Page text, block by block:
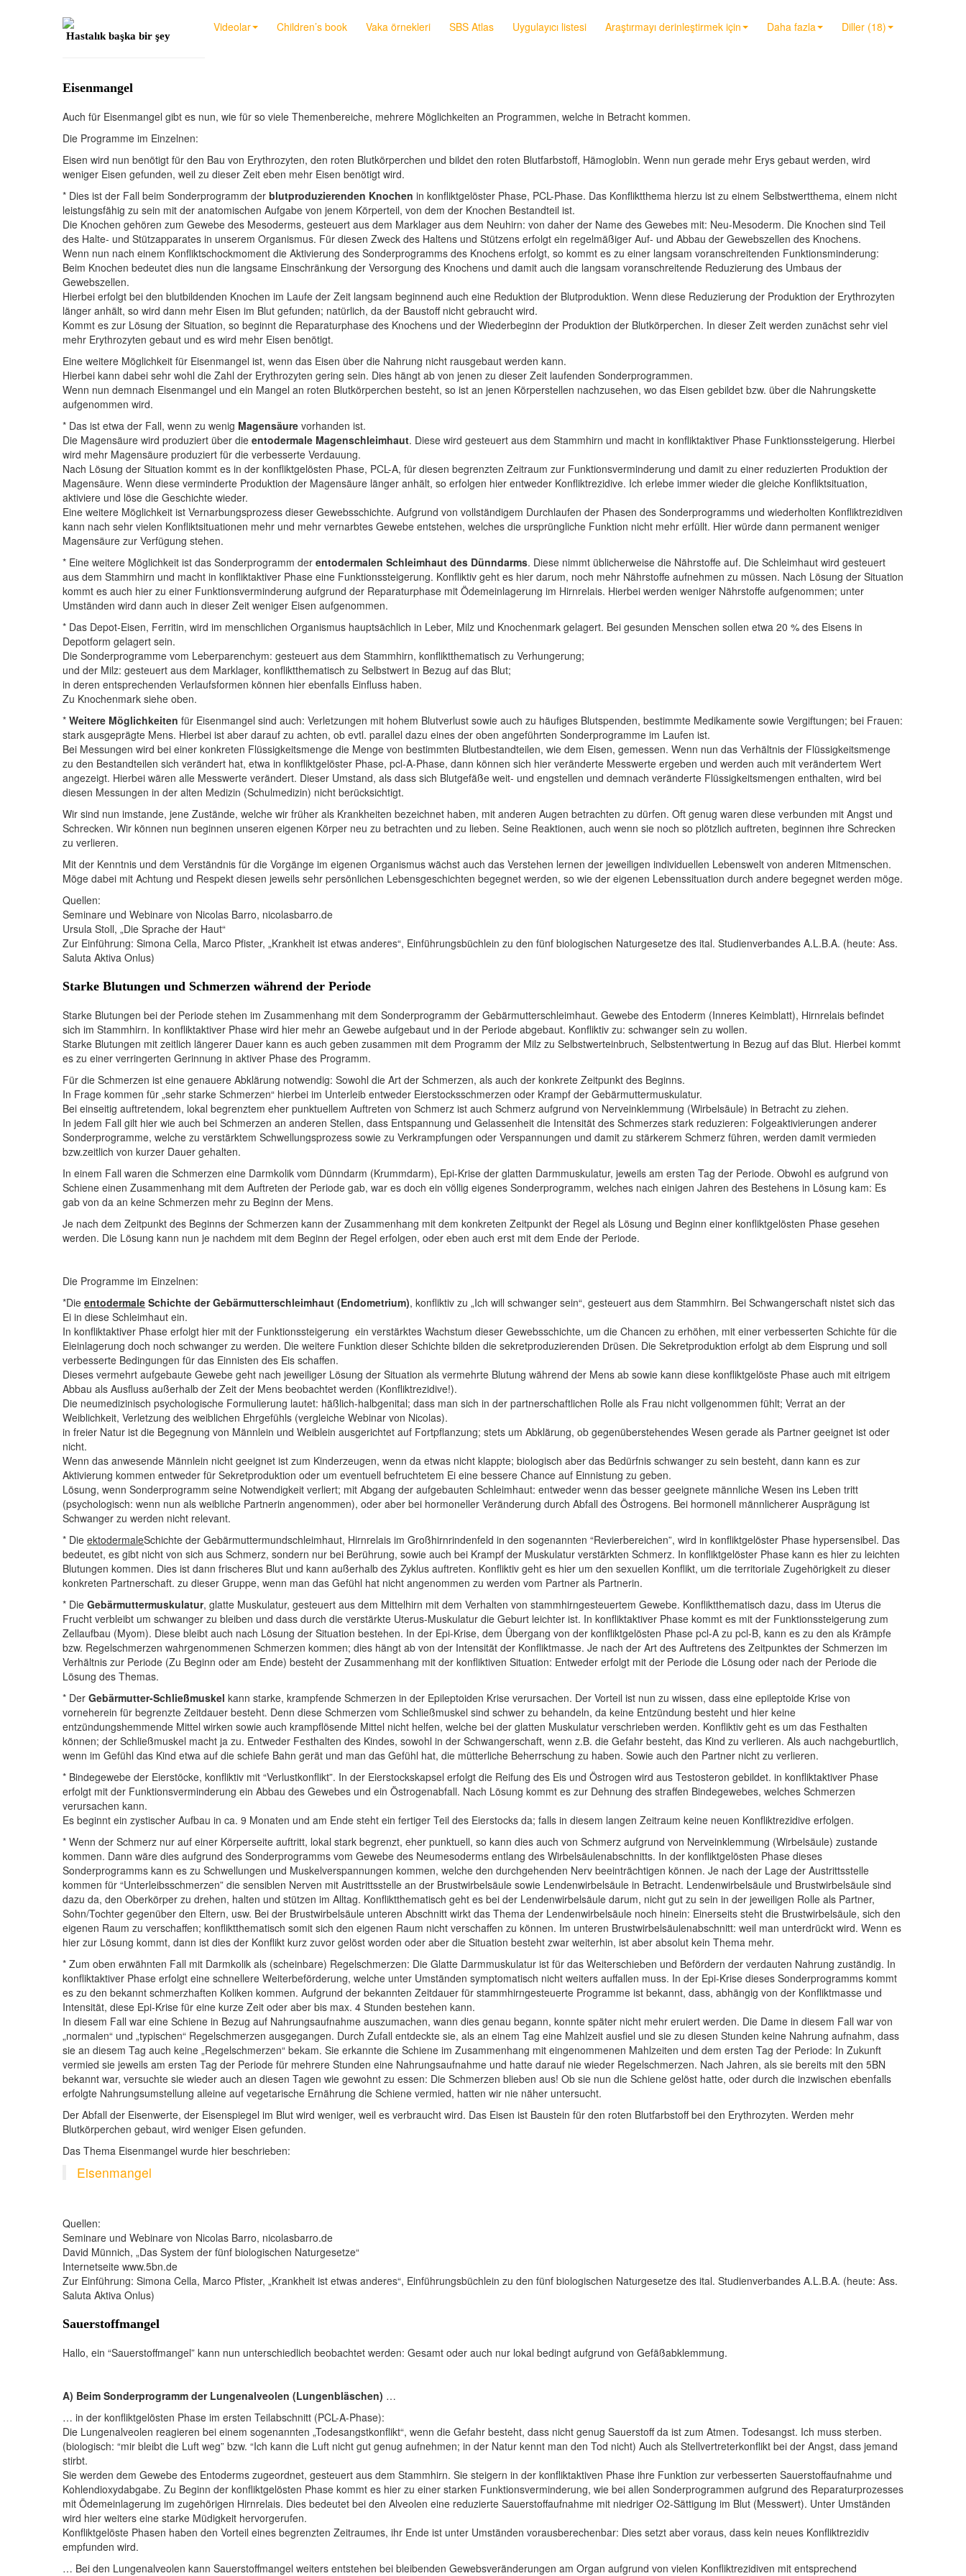
Videolar Children’s book Vaka örnekleri SBS Atlas Uygulayıcı listesi Araştırmayı derinleştirmek için Daha fazla Diller (18)
Hastalık başka bir şey
Eisenmangel
Auch für Eisenmangel gibt es nun, wie für so viele Themenbereiche, mehrere Möglichkeiten an Programmen, welche in Betracht kommen.
Die Programme im Einzelnen:
Eisen wird nun benötigt für den Bau von Erythrozyten, den roten Blutkörperchen und bildet den roten Blutfarbstoff, Hämoglobin. Wenn nun gerade mehr Erys gebaut werden, wird
weniger Eisen gefunden, weil zu dieser Zeit eben mehr Eisen benötigt wird.
* Dies ist der Fall beim Sonderprogramm der blutproduzierenden Knochen in konfliktgelöster Phase, PCL-Phase. Das Konfliktthema hierzu ist zu einem Selbstwertthema, einem nicht
leistungsfähig zu sein mit der anatomischen Aufgabe von jenem Körperteil, von dem der Knochen Bestandteil ist.
Die Knochen gehören zum Gewebe des Mesoderms, gesteuert aus dem Marklager aus dem Neuhirn: von daher der Name des Gewebes mit: Neu-Mesoderm. Die Knochen sind Teil
des Halte- und Stützapparates in unserem Organismus. Für diesen Zweck des Haltens und Stützens erfolgt ein regelmäßiger Auf- und Abbau der Gewebszellen des Knochens.
Wenn nun nach einem Konfliktschockmoment die Aktivierung des Sonderprogramms des Knochens erfolgt, so kommt es zu einer langsam voranschreitenden Funktionsminderung:
Beim Knochen bedeutet dies nun die langsame Einschränkung der Versorgung des Knochens und damit auch die langsam voranschreitende Reduzierung des Umbaus der
Gewebszellen.
Hierbei erfolgt bei den blutbildenden Knochen im Laufe der Zeit langsam beginnend auch eine Reduktion der Blutproduktion. Wenn diese Reduzierung der Produktion der Erythrozyten
länger anhält, so wird dann mehr Eisen im Blut gefunden; natürlich, da der Baustoff nicht gebraucht wird.
Kommt es zur Lösung der Situation, so beginnt die Reparaturphase des Knochens und der Wiederbeginn der Produktion der Blutkörperchen. In dieser Zeit werden zunächst sehr viel
mehr Erythrozyten gebaut und es wird mehr Eisen benötigt.
Eine weitere Möglichkeit für Eisenmangel ist, wenn das Eisen über die Nahrung nicht rausgebaut werden kann.
Hierbei kann dabei sehr wohl die Zahl der Erythrozyten gering sein. Dies hängt ab von jenen zu dieser Zeit laufenden Sonderprogrammen.
Wenn nun demnach Eisenmangel und ein Mangel an roten Blutkörperchen besteht, so ist an jenen Körperstellen nachzusehen, wo das Eisen gebildet bzw. über die Nahrungskette
aufgenommen wird.
* Das ist etwa der Fall, wenn zu wenig Magensäure vorhanden ist.
Die Magensäure wird produziert über die entodermale Magenschleimhaut. Diese wird gesteuert aus dem Stammhirn und macht in konfliktaktiver Phase Funktionssteigerung. Hierbei
wird mehr Magensäure produziert für die verbesserte Verdauung.
Nach Lösung der Situation kommt es in der konfliktgelösten Phase, PCL-A, für diesen begrenzten Zeitraum zur Funktionsverminderung und damit zu einer reduzierten Produktion der
Magensäure. Wenn diese verminderte Produktion der Magensäure länger anhält, so erfolgen hier entweder Konfliktrezidive. Ich erlebe immer wieder die gleiche Konfliktsituation,
aktiviere und löse die Geschichte wieder.
Eine weitere Möglichkeit ist Vernarbungsprozess dieser Gewebsschichte. Aufgrund von vollständigem Durchlaufen der Phasen des Sonderprogramms und wiederholten Konfliktrezidiven
kann nach sehr vielen Konfliktsituationen mehr und mehr vernarbtes Gewebe entstehen, welches die ursprüngliche Funktion nicht mehr erfüllt. Hier würde dann permanent weniger
Magensäure zur Verfügung stehen.
* Eine weitere Möglichkeit ist das Sonderprogramm der entodermalen Schleimhaut des Dünndarms. Diese nimmt üblicherweise die Nährstoffe auf. Die Schleimhaut wird gesteuert
aus dem Stammhirn und macht in konfliktaktiver Phase eine Funktionssteigerung. Konfliktiv geht es hier darum, noch mehr Nährstoffe aufnehmen zu müssen. Nach Lösung der Situation
kommt es auch hier zu einer Funktionsverminderung aufgrund der Reparaturphase mit Ödemeinlagerung im Hirnrelais. Hierbei werden weniger Nährstoffe aufgenommen; unter
Umständen wird dann auch in dieser Zeit weniger Eisen aufgenommen.
* Das Depot-Eisen, Ferritin, wird im menschlichen Organismus hauptsächlich in Leber, Milz und Knochenmark gelagert. Bei gesunden Menschen sollen etwa 20 % des Eisens in
Depotform gelagert sein.
Die Sonderprogramme vom Leberparenchym: gesteuert aus dem Stammhirn, konfliktthematisch zu Verhungerung;
und der Milz: gesteuert aus dem Marklager, konfliktthematisch zu Selbstwert in Bezug auf das Blut;
in deren entsprechenden Verlaufsformen können hier ebenfalls Einfluss haben.
Zu Knochenmark siehe oben.
* Weitere Möglichkeiten für Eisenmangel sind auch: Verletzungen mit hohem Blutverlust sowie auch zu häufiges Blutspenden, bestimmte Medikamente sowie Vergiftungen; bei Frauen:
stark ausgeprägte Mens. Hierbei ist aber darauf zu achten, ob evtl. parallel dazu eines der oben angeführten Sonderprogramme im Laufen ist.
Bei Messungen wird bei einer konkreten Flüssigkeitsmenge die Menge von bestimmten Blutbestandteilen, wie dem Eisen, gemessen. Wenn nun das Verhältnis der Flüssigkeitsmenge
zu den Bestandteilen sich verändert hat, etwa in konfliktgelöster Phase, pcl-A-Phase, dann können sich hier veränderte Messwerte ergeben und werden auch mit verändertem Wert
angezeigt. Hierbei wären alle Messwerte verändert. Dieser Umstand, als dass sich Blutgefäße weit- und engstellen und demnach veränderte Flüssigkeitsmengen enthalten, wird bei
diesen Messungen in der alten Medizin (Schulmedizin) nicht berücksichtigt.
Wir sind nun imstande, jene Zustände, welche wir früher als Krankheiten bezeichnet haben, mit anderen Augen betrachten zu dürfen. Oft genug waren diese verbunden mit Angst und
Schrecken. Wir können nun beginnen unseren eigenen Körper neu zu betrachten und zu lieben. Seine Reaktionen, auch wenn sie noch so plötzlich auftreten, beginnen ihre Schrecken
zu verlieren.
Mit der Kenntnis und dem Verständnis für die Vorgänge im eigenen Organismus wächst auch das Verstehen lernen der jeweiligen individuellen Lebenswelt von anderen Mitmenschen.
Möge dabei mit Achtung und Respekt diesen jeweils sehr persönlichen Lebensgeschichten begegnet werden, so wie der eigenen Lebenssituation durch andere begegnet werden möge.
Quellen:
Seminare und Webinare von Nicolas Barro, nicolasbarro.de
Ursula Stoll, „Die Sprache der Haut“
Zur Einführung: Simona Cella, Marco Pfister, „Krankheit ist etwas anderes“, Einführungsbüchlein zu den fünf biologischen Naturgesetze des ital. Studienverbandes A.L.B.A. (heute: Ass.
Saluta Aktiva Onlus)
Starke Blutungen und Schmerzen während der Periode
Starke Blutungen bei der Periode stehen im Zusammenhang mit dem Sonderprogramm der Gebärmutterschleimhaut. Gewebe des Entoderm (Inneres Keimblatt), Hirnrelais befindet
sich im Stammhirn. In konfliktaktiver Phase wird hier mehr an Gewebe aufgebaut und in der Periode abgebaut. Konfliktiv zu: schwanger sein zu wollen.
Starke Blutungen mit zeitlich längerer Dauer kann es auch geben zusammen mit dem Programm der Milz zu Selbstwerteinbruch, Selbstentwertung in Bezug auf das Blut. Hierbei kommt
es zu einer verringerten Gerinnung in aktiver Phase des Programm.
Für die Schmerzen ist eine genauere Abklärung notwendig: Sowohl die Art der Schmerzen, als auch der konkrete Zeitpunkt des Beginns.
In Frage kommen für „sehr starke Schmerzen“ hierbei im Unterleib entweder Eierstocksschmerzen oder Krampf der Gebärmuttermuskulatur.
Bei einseitig auftretendem, lokal begrenztem eher punktuellem Auftreten von Schmerz ist auch Schmerz aufgrund von Nerveinklemmung (Wirbelsäule) in Betracht zu ziehen.
In jedem Fall gilt hier wie auch bei Schmerzen an anderen Stellen, dass Entspannung und Gelassenheit die Intensität des Schmerzes stark reduzieren: Folgeaktivierungen anderer
Sonderprogramme, welche zu verstärktem Schwellungsprozess sowie zu Verkrampfungen oder Verspannungen und damit zu stärkerem Schmerz führen, werden damit vermieden
bzw.zeitlich von kurzer Dauer gehalten.
In einem Fall waren die Schmerzen eine Darmkolik vom Dünndarm (Krummdarm), Epi-Krise der glatten Darmmuskulatur, jeweils am ersten Tag der Periode. Obwohl es aufgrund von
Schiene einen Zusammenhang mit dem Auftreten der Periode gab, war es doch ein völlig eigenes Sonderprogramm, welches nach einigen Jahren des Bestehens in Lösung kam: Es
gab von da an keine Schmerzen mehr zu Beginn der Mens.
Je nach dem Zeitpunkt des Beginns der Schmerzen kann der Zusammenhang mit dem konkreten Zeitpunkt der Regel als Lösung und Beginn einer konfliktgelösten Phase gesehen
werden. Die Lösung kann nun je nachdem mit dem Beginn der Regel erfolgen, oder eben auch erst mit dem Ende der Periode.
Die Programme im Einzelnen:
*Die entodermale Schichte der Gebärmutterschleimhaut (Endometrium), konfliktiv zu „Ich will schwanger sein“, gesteuert aus dem Stammhirn. Bei Schwangerschaft nistet sich das
Ei in diese Schleimhaut ein.
In konfliktaktiver Phase erfolgt hier mit der Funktionssteigerung ­ ein verstärktes Wachstum dieser Gewebsschichte, um die Chancen zu erhöhen, mit einer verbesserten Schichte für die
Eieinlagerung doch noch schwanger zu werden. Die weitere Funktion dieser Schichte bilden die sekretproduzierenden Drüsen. Die Sekretproduktion erfolgt ab dem Eisprung und soll
verbesserte Bedingungen für das Einnisten des Eis schaffen.
Dieses vermehrt aufgebaute Gewebe geht nach jeweiliger Lösung der Situation als vermehrte Blutung während der Mens ab sowie kann diese konfliktgelöste Phase auch mit eitrigem
Abbau als Ausfluss außerhalb der Zeit der Mens beobachtet werden (Konfliktrezidive!).
Die neumedizinisch psychologische Formulierung lautet: häßlich-halbgenital; dass man sich in der partnerschaftlichen Rolle als Frau nicht vollgenommen fühlt; Verrat an der
Weiblichkeit, Verletzung des weiblichen Ehrgefühls (vergleiche Webinar von Nicolas).
in freier Natur ist die Begegnung von Männlein und Weiblein ausgerichtet auf Fortpflanzung; stets um Abklärung, ob gegenüberstehendes Wesen gerade als Partner geeignet ist oder
nicht.
Wenn das anwesende Männlein nicht geeignet ist zum Kinderzeugen, wenn da etwas nicht klappte; biologisch aber das Bedürfnis schwanger zu sein besteht, dann kann es zur
Aktivierung kommen entweder für Sekretproduktion oder um eventuell befruchtetem Ei eine bessere Chance auf Einnistung zu geben.
Lösung, wenn Sonderprogramm seine Notwendigkeit verliert; mit Abgang der aufgebauten Schleimhaut: entweder wenn das besser geeignete männliche Wesen ins Leben tritt
(psychologisch: wenn nun als weibliche Partnerin angenommen), oder aber bei hormoneller Veränderung durch Abfall des Östrogens. Bei hormonell männlicherer Ausprägung ist
Schwanger zu werden nicht relevant.
* Die ektodermaleSchichte der Gebärmuttermundschleimhaut, Hirnrelais im Großhirnrindenfeld in den sogenannten “Revierbereichen”, wird in konfliktgelöster Phase hypersensibel. Das
bedeutet, es gibt nicht von sich aus Schmerz, sondern nur bei Berührung, sowie auch bei Krampf der Muskulatur verstärkten Schmerz. In konfliktgelöster Phase kann es hier zu leichten
Blutungen kommen. Dies ist dann frischeres Blut und kann außerhalb des Zyklus auftreten. Konfliktiv geht es hier um den sexuellen Konflikt, um die territoriale Zugehörigkeit zu dieser
konkreten Partnerschaft. zu dieser Gruppe, wenn man das Gefühl hat nicht angenommen zu werden vom Partner als Partnerin.
* Die Gebärmuttermuskulatur, glatte Muskulatur, gesteuert aus dem Mittelhirn mit dem Verhalten von stammhirngesteuertem Gewebe. Konfliktthematisch dazu, dass im Uterus die
Frucht verbleibt um schwanger zu bleiben und dass durch die verstärkte Uterus-Muskulatur die Geburt leichter ist. In konfliktaktiver Phase kommt es mit der Funktionssteigerung zum
Zellaufbau (Myom). Diese bleibt auch nach Lösung der Situation bestehen. In der Epi-Krise, dem Übergang von der konfliktgelösten Phase pcl-A zu pcl-B, kann es zu den als Krämpfe
bzw. Regelschmerzen wahrgenommenen Schmerzen kommen; dies hängt ab von der Intensität der Konfliktmasse. Je nach der Art des Auftretens des Zeitpunktes der Schmerzen im
Verhältnis zur Periode (Zu Beginn oder am Ende) besteht der Zusammenhang mit der konfliktiven Situation: Entweder erfolgt mit der Periode die Lösung oder nach der Periode die
Lösung des Themas.
* Der Gebärmutter-Schließmuskel kann starke, krampfende Schmerzen in der Epileptoiden Krise verursachen. Der Vorteil ist nun zu wissen, dass eine epileptoide Krise von
vorneherein für begrenzte Zeitdauer besteht. Denn diese Schmerzen vom Schließmuskel sind schwer zu behandeln, da keine Entzündung besteht und hier keine
entzündungshemmende Mittel wirken sowie auch krampflösende Mittel nicht helfen, welche bei der glatten Muskulatur verschrieben werden. Konfliktiv geht es um das Festhalten
können; der Schließmuskel macht ja zu. Entweder Festhalten des Kindes, sowohl in der Schwangerschaft, wenn z.B. die Gefahr besteht, das Kind zu verlieren. Als auch nachgeburtlich,
wenn im Gefühl das Kind etwa auf die schiefe Bahn gerät und man das Gefühl hat, die mütterliche Beherrschung zu haben. Sowie auch den Partner nicht zu verlieren.
* Bindegewebe der Eierstöcke, konfliktiv mit “Verlustkonflikt”. In der Eierstockskapsel erfolgt die Reifung des Eis und Östrogen wird aus Testosteron gebildet. in konfliktaktiver Phase
erfolgt mit der Funktionsverminderung ein Abbau des Gewebes und ein Östrogenabfall. Nach Lösung kommt es zur Dehnung des straffen Bindegewebes, welches Schmerzen
verursachen kann.
Es beginnt ein zystischer Aufbau in ca. 9 Monaten und am Ende steht ein fertiger Teil des Eierstocks da; falls in diesem langen Zeitraum keine neuen Konfliktrezidive erfolgen.
* Wenn der Schmerz nur auf einer Körperseite auftritt, lokal stark begrenzt, eher punktuell, so kann dies auch von Schmerz aufgrund von Nerveinklemmung (Wirbelsäule) zustande
kommen. Dann wäre dies aufgrund des Sonderprogramms vom Gewebe des Neumesoderms entlang des Wirbelsäulenabschnitts. In der konfliktgelösten Phase dieses
Sonderprogramms kann es zu Schwellungen und Muskelverspannungen kommen, welche den durchgehenden Nerv beeinträchtigen können. Je nach der Lage der Austrittsstelle
kommen für “Unterleibsschmerzen” die sensiblen Nerven mit Austrittsstelle an der Brustwirbelsäule sowie Lendenwirbelsäule in Betracht. Lendenwirbelsäule und Brustwirbelsäule sind
dazu da, den Oberkörper zu drehen, halten und stützen im Alltag. Konfliktthematisch geht es bei der Lendenwirbelsäule darum, nicht gut zu sein in der jeweiligen Rolle als Partner,
Sohn/Tochter gegenüber den Eltern, usw. Bei der Brustwirbelsäule unteren Abschnitt wirkt das Thema der Lendenwirbelsäule noch hinein: Einerseits steht die Brustwirbelsäule, sich den
eigenen Raum zu verschaffen; konfliktthematisch somit sich den eigenen Raum nicht verschaffen zu können. Im unteren Brustwirbelsäulenabschnitt: weil man unterdrückt wird. Wenn es
hier zur Lösung kommt, dann ist dies der Konflikt kurz zuvor gelöst worden oder aber die Situation besteht zwar weiterhin, ist aber absolut kein Thema mehr.
* Zum oben erwähnten Fall mit Darmkolik als (scheinbare) Regelschmerzen: Die Glatte Darmmuskulatur ist für das Weiterschieben und Befördern der verdauten Nahrung zuständig. In
konfliktaktiver Phase erfolgt eine schnellere Weiterbeförderung, welche unter Umständen symptomatisch nicht weiters auffallen muss. In der Epi-Krise dieses Sonderprogramms kommt
es zu den bekannt schmerzhaften Koliken kommen. Aufgrund der bekannten Zeitdauer für stammhirngesteuerte Programme ist bekannt, dass, abhängig von der Konfliktmasse und
Intensität, diese Epi-Krise für eine kurze Zeit oder aber bis max. 4 Stunden bestehen kann.
In diesem Fall war eine Schiene in Bezug auf Nahrungsaufnahme auszumachen, wann dies genau begann, konnte später nicht mehr eruiert werden. Die Dame in diesem Fall war von
„normalen“ und „typischen“ Regelschmerzen ausgegangen. Durch Zufall entdeckte sie, als an einem Tag eine Mahlzeit ausfiel und sie zu diesen Stunden keine Nahrung aufnahm, dass
sie an diesem Tag auch keine „Regelschmerzen“ bekam. Sie erkannte die Schiene im Zusammenhang mit eingenommenen Mahlzeiten und dem ersten Tag der Periode: In Zukunft
vermied sie jeweils am ersten Tag der Periode für mehrere Stunden eine Nahrungsaufnahme und hatte darauf nie wieder Regelschmerzen. Nach Jahren, als sie bereits mit den 5BN
bekannt war, versuchte sie wieder auch an diesen Tagen wie gewohnt zu essen: Die Schmerzen blieben aus! Ob sie nun die Schiene gelöst hatte, oder durch die inzwischen ebenfalls
erfolgte Nahrungsumstellung alleine auf vegetarische Ernährung die Schiene vermied, hatten wir nie näher untersucht.
Der Abfall der Eisenwerte, der Eisenspiegel im Blut wird weniger, weil es verbraucht wird. Das Eisen ist Baustein für den roten Blutfarbstoff bei den Erythrozyten. Werden mehr
Blutkörperchen gebaut, wird weniger Eisen gefunden.
Das Thema Eisenmangel wurde hier beschrieben:
Eisenmangel
Quellen:
Seminare und Webinare von Nicolas Barro, nicolasbarro.de
David Münnich, „Das System der fünf biologischen Naturgesetze“
Internetseite www.5bn.de
Zur Einführung: Simona Cella, Marco Pfister, „Krankheit ist etwas anderes“, Einführungsbüchlein zu den fünf biologischen Naturgesetze des ital. Studienverbandes A.L.B.A. (heute: Ass.
Saluta Aktiva Onlus)
Sauerstoffmangel
Hallo, ein “Sauerstoffmangel” kann nun unterschiedlich beobachtet werden: Gesamt oder auch nur lokal bedingt aufgrund von Gefäßabklemmung.
A) Beim Sonderprogramm der Lungenalveolen (Lungenbläschen) …
… in der konfliktgelösten Phase im ersten Teilabschnitt (PCL-A-Phase):
Die Lungenalveolen reagieren bei einem sogenannten „Todesangstkonflikt“, wenn die Gefahr besteht, dass nicht genug Sauerstoff da ist zum Atmen. Todesangst. Ich muss sterben.
(biologisch: “mir bleibt die Luft weg” bzw. “Ich kann die Luft nicht gut genug aufnehmen; in der Natur kennt man den Tod nicht) Auch als Stellvertreterkonflikt bei der Angst, dass jemand
stirbt.
Sie werden dem Gewebe des Entoderms zugeordnet, gesteuert aus dem Stammhirn. Sie steigern in der konfliktaktiven Phase ihre Funktion zur verbesserten Sauerstoffaufnahme und
Kohlendioxydabgabe. Zu Beginn der konfliktgelösten Phase kommt es hier zu einer starken Funktionsverminderung, wie bei allen Sonderprogrammen aufgrund des Reparaturprozesses
mit Ödemeinlagerung im zugehörigen Hirnrelais. Dies bedeutet bei den Alveolen eine reduzierte Sauerstoffaufnahme mit niedriger O2-Sättigung im Blut (Messwert). Unter Umständen
wird hier weiters eine starke Müdigkeit hervorgerufen.
Konfliktgelöste Phasen haben den Vorteil eines begrenzten Zeitraumes, ihr Ende ist unter Umständen vorausberechenbar: Dies setzt aber voraus, dass kein neues Konfliktrezidiv
empfunden wird.
… Bei den Lungenalveolen kann Sauerstoffmangel weiters entstehen bei bleibenden Gewebsveränderungen am Organ aufgrund von vielen Konfliktrezidiven mit entsprechend